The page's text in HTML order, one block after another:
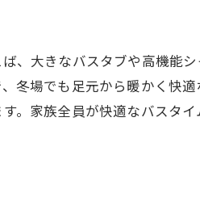
、大きなバスタブや高機能シ
冬場でも足元から暖かく快
。家族全員が快適なバスタ